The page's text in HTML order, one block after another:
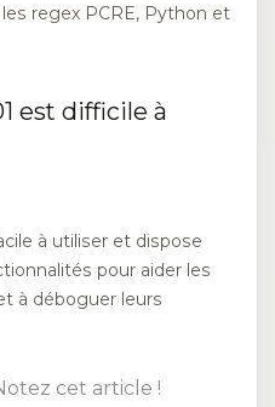
regex PCRE, Python et
est difficile à
à utiliser et dispose
pour aider les
à déboguer leurs
cet article !